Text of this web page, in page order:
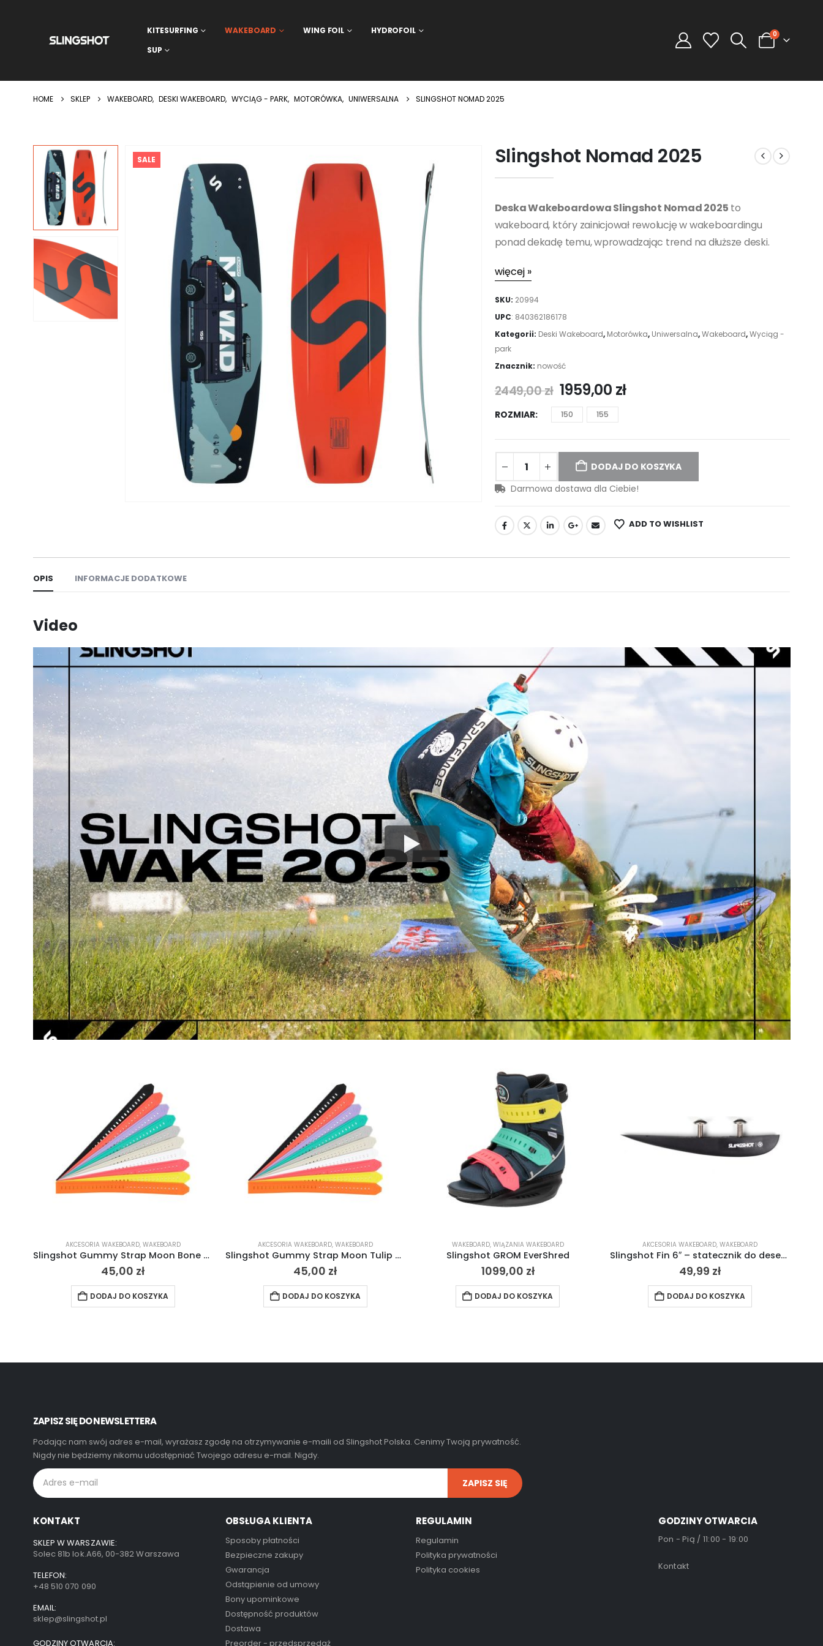
KITESURFING WAKEBOARD WING FOIL
HYDROFOIL
SUP
0
HOME SKLEP WAKEBOARD, DESKI WAKEBOARD, WYCIĄG - PARK, MOTORÓWKA, UNIWERSALNA SLINGSHOT NOMAD 2025
SALE Slingshot Nomad 2025
Deska Wakeboardowa Slingshot Nomad 2025 to
wakeboard, który zainicjował rewolucję w wakeboardingu
ponad dekadę temu, wprowadzając trend na dłuższe deski.
więcej »
SKU: 20994
UPC: 840362186178
Kategorii: Deski Wakeboard, Motorówka, Uniwersalna,Wakeboard,Wyciąg -
park
Znacznik: nowość
2449,00zł 1959,00 zł
ROZMIAR 150 155
DODAJ DO KOSZYKA
Darmowa dostawa dla Ciebie!
ADD TO WISHLIST
OPIS INFORMACJE DODATKOWE
Video
AKCESORIA WAKEBOARD, WAKEBOARD
Slingshot Gummy Strap Moon Bone – kościsty 2024
45,00 zł
DODAJ DO KOSZYKA
AKCESORIA WAKEBOARD, WAKEBOARD
Slingshot Gummy Strap Moon Tulip – tulipanowy 2024
45,00 zł
DODAJ DO KOSZYKA
WAKEBOARD, WIĄZANIA WAKEBOARD
Slingshot GROM EverShred
1099,00 zł
DODAJ DO KOSZYKA
AKCESORIA WAKEBOARD,WAKEBOARD
Slingshot Fin 6″ – statecznik do desek wakeboardowych Slingshota 2021
49,99 zł
DODAJ DO KOSZYKA
ZAPISZ SIĘ DO NEWSLETTERA
Podając nam swój adres e-mail, wyrażasz zgodę na otrzymywanie e-maili od Slingshot Polska. Cenimy Twoją prywatność.
Nigdy nie będziemy nikomu udostępniać Twojego adresu e-mail. Nigdy.
KONTAKT
SKLEP W WARSZAWIE:
Solec 81b lok.A66, 00-382 Warszawa
TELEFON:
+48 510 070 090
EMAIL:
sklep@slingshot.pl
GODZINY OTWARCIA:
OBSŁUGA KLIENTA
Sposoby płatności
Bezpieczne zakupy
Gwarancja
Odstąpienie od umowy
Bony upominkowe
Dostępność produktów
Dostawa
Preorder - przedsprzedaż
REGULAMIN
Regulamin
Polityka prywatności
Polityka cookies
GODZINY OTWARCIA
Pon - Pią / 11:00 - 19:00
Kontakt